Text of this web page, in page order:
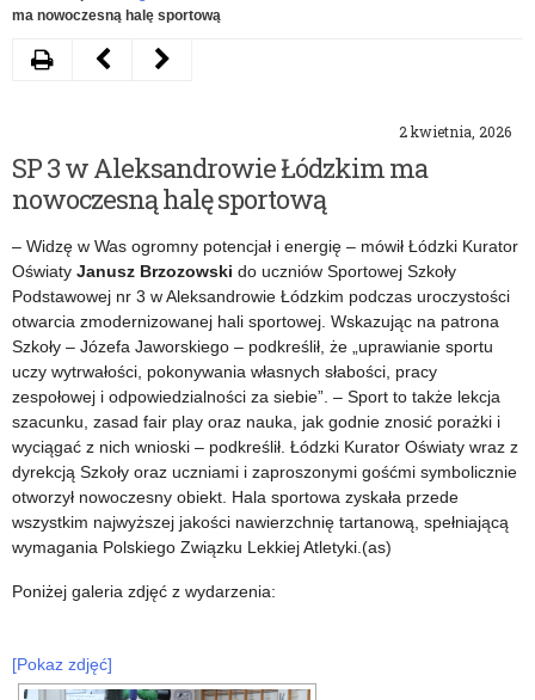
ma nowoczesną halę sportową
2 kwietnia, 2026
SP 3 w Aleksandrowie Łódzkim ma
nowoczesną halę sportową
– Widzę w Was ogromny potencjał i energię – mówił Łódzki Kurator
Oświaty Janusz Brzozowski do uczniów Sportowej Szkoły
Podstawowej nr 3 w Aleksandrowie Łódzkim podczas uroczystości
otwarcia zmodernizowanej hali sportowej. Wskazując na patrona
Szkoły – Józefa Jaworskiego – podkreślił, że „uprawianie sportu
uczy wytrwałości, pokonywania własnych słabości, pracy
zespołowej i odpowiedzialności za siebie”. – Sport to także lekcja
szacunku, zasad fair play oraz nauka, jak godnie znosić porażki i
wyciągać z nich wnioski – podkreślił. Łódzki Kurator Oświaty wraz z
dyrekcją Szkoły oraz uczniami i zaproszonymi gośćmi symbolicznie
otworzył nowoczesny obiekt. Hala sportowa zyskała przede
wszystkim najwyższej jakości nawierzchnię tartanową, spełniającą
wymagania Polskiego Związku Lekkiej Atletyki.(as)
Poniżej galeria zdjęć z wydarzenia:
[Pokaz zdjęć]
DrukujNastępny
Marsz
przedszkolaków
Dniu
Świadomości
Autyzmu
Poprzedni
Trybunalski:
rozdano
certyfikaty
„Szkoły
przyjaznej
harcerstwu”